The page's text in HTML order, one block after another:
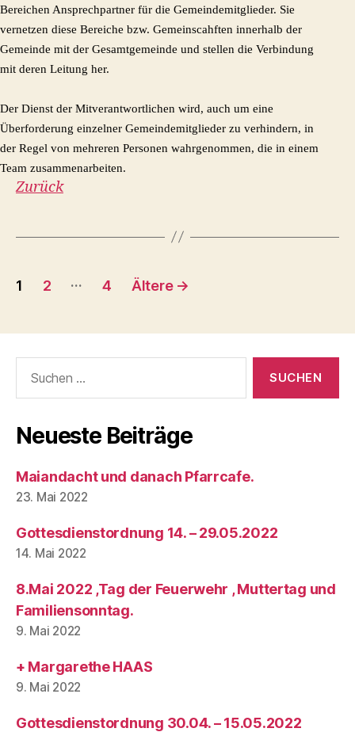
Bereichen Ansprechpartner für die Gemeindemitglieder. Sie
vernetzen diese Bereiche bzw. Gemeinscahften innerhalb der
Gemeinde mit der Gesamtgemeinde und stellen die Verbindung
mit deren Leitung her.
Der Dienst der Mitverantwortlichen wird, auch um eine
Überforderung einzelner Gemeindemitglieder zu verhindern, in
der Regel von mehreren Personen wahrgenommen, die in einem
Team zusammenarbeiten.
Zurück
Seitennummerierung
Beiträge
1 2 … 4 Ältere →
nach:
Neueste Beiträge
Maiandacht und danach Pfarrcafe.
23. Mai 2022
Gottesdienstordnung 14. – 29.05.2022
14. Mai 2022
8.Mai 2022 ,Tag der Feuerwehr , Muttertag und
Familiensonntag.
9. Mai 2022
+ Margarethe HAAS
9. Mai 2022
Gottesdienstordnung 30.04. – 15.05.2022